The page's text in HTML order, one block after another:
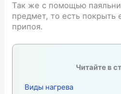
Так же с помощью
предмет, то есть покрыть
припоя.
Читайте в
Виды нагрева